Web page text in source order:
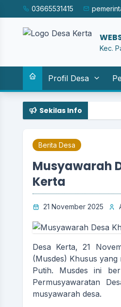
03665531415
Kec.
Profil Desa
Sekilas Info
Berita Desa
Musyawarah
Kerta
21 November 2025
Desa Kerta, 21
(Musdes) Khusus
Putih. Musdes ini
Permusyawaratan
musyawarah desa.